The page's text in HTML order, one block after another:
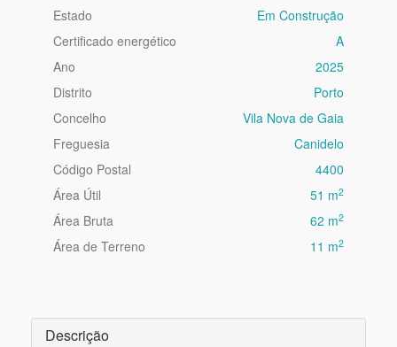
Estado
Em Construção
Certificado energético
A
Ano
2025
Distrito
Porto
Concelho
Vila Nova de Gaia
Freguesia
Canidelo
Código Postal
4400
Área Útil
51 m2
Área Bruta 62 m2
Área de Terreno 11 m2
Descrição